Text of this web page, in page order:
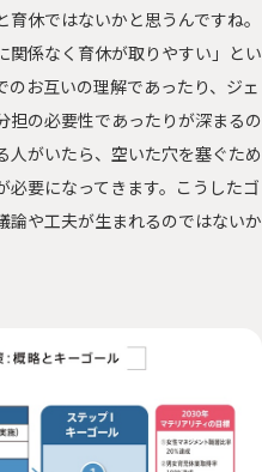
休ではないかと思うんですね。
関係なく育休が取りやすい」とい
お互いの理解であったり、ジェ
担の必要性であったりが深まるの
人がいたら、空いた穴を塞ぐため
必要になってきます。こうしたゴ
論や工夫が生まれるのではないか